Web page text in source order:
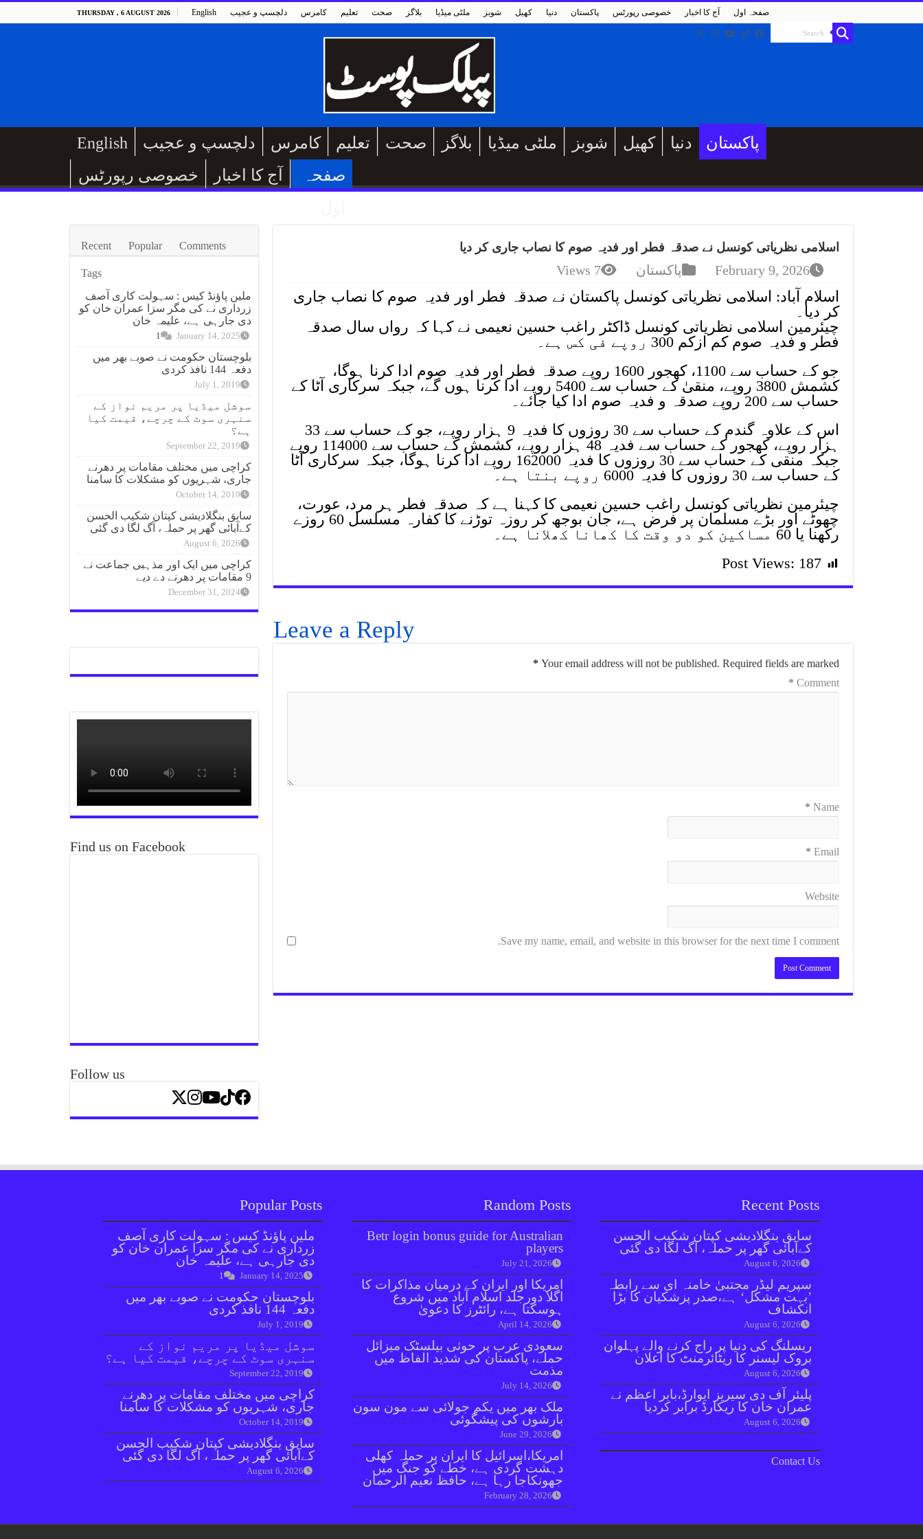
THURSDAY , 6 AUGUST 2026 English دلچسپ و عجیب کامرس تعلیم صحت بلاگز ملٹی میڈیا شوبز کھیل دنیا پاکستان خصوصی رپورٹس آج کا اخبار صفحہ اول
English دلچسپ و عجیب کامرس تعلیم صحت بلاگز ملٹی میڈیا شوبز کھیل دنیا
پاکستان
خصوصی رپورٹس
آج کا اخبار
صفحہ
اسلامی نظریاتی کونسل نے صدقہ فطر اور فدیہ صوم کا نصاب جاری کر دیا
February 9, 2026 پاکستان 7 Views
اسلام آباد: اسلامی نظریاتی کونسل پاکستان نے صدقہ فطر اور فدیہ صوم کا نصاب جاری
کر دیا۔
چیئرمین اسلامی نظریاتی کونسل ڈاکٹر راغب حسین نعیمی نے کہا کہ رواں سال صدقہ
فطر و فدیہ صوم کم ازکم 300 روپے فی کس ہے۔
جو کے حساب سے 1100، کھجور 1600 روپے صدقہ فطر اور فدیہ صوم ادا کرنا ہوگا،
کشمش 3800 روپے، منقیٰ کے حساب سے 5400 روپے ادا کرنا ہوں گے، جبکہ سرکاری آٹا کے
حساب سے 200 روپے صدقہ و فدیہ صوم ادا کیا جائے۔
اس کے علاوہ گندم کے حساب سے 30 روزوں کا فدیہ 9 ہزار روپے، جو کے حساب سے 33
ہزار روپے، کھجور کے حساب سے فدیہ 48 ہزار روپے، کشمش کے حساب سے 114000 روپے
جبکہ منقی کے حساب سے 30 روزوں کا فدیہ 162000 روپے ادا کرنا ہوگا، جبکہ سرکاری آٹا
کے حساب سے 30 روزوں کا فدیہ 6000 روپے بنتا ہے۔
چیئرمین نظریاتی کونسل راغب حسین نعیمی کا کہنا ہے کہ صدقہ فطر ہر مرد، عورت،
چھوٹے اور بڑے مسلمان پر فرض ہے، جان بوجھ کر روزہ توڑنے کا کفارہ مسلسل 60 روزے
رکھنا یا 60 مساکین کو دو وقت کا کھانا کھلانا ہے۔
Post Views: 187
Leave a Reply
Your email address will not be published. Required fields are marked
*
Comment
*
Name
*
Email
*
Website
Save my name, email, and website in this browser for the next time I comment.
Recent Popular Comments
Tags
ملین پاؤنڈ کیس : سہولت کاری آصف
زرداری نے کی مگر سزا عمران خان کو
دی جارہی ہے، علیمہ خان
January 14, 2025
1
بلوچستان حکومت نے صوبے بھر میں
دفعہ 144 نافذ کردی
July 1, 2019
سوشل میڈیا پر مریم نواز کے
سنہری سوٹ کے چرچے، قیمت کیا
ہے؟
September 22, 2019
کراچی میں مختلف مقامات پر دھرنے
جاری، شہریوں کو مشکلات کا سامنا
October 14, 2019
سابق بنگلادیشی کپتان شکیب الحسن
کےآبائی گھر پر حملہ، آگ لگا دی گئی
August 6, 2026
کراچی میں ایک اور مذہبی جماعت نے
9 مقامات پر دھرنے دے دیے
December 31, 2024
Find us on Facebook
Follow us
Popular Posts
ملین پاؤنڈ کیس : سہولت کاری آصف
زرداری نے کی مگر سزا عمران خان کو
دی جارہی ہے، علیمہ خان
January 14, 2025
1
بلوچستان حکومت نے صوبے بھر میں
دفعہ 144 نافذ کردی
July 1, 2019
سوشل میڈیا پر مریم نواز کے
سنہری سوٹ کے چرچے، قیمت کیا ہے؟
September 22, 2019
کراچی میں مختلف مقامات پر دھرنے
جاری، شہریوں کو مشکلات کا سامنا
October 14, 2019
سابق بنگلادیشی کپتان شکیب الحسن
کےآبائی گھر پر حملہ، آگ لگا دی گئی
August 6, 2026
Random Posts
Betr login bonus guide for Australian
players
July 21, 2026
امریکا اور ایران کے درمیان مذاکرات کا
اگلا دورجلد اسلام آباد میں شروع
ہوسکتا ہے، رائٹرز کا دعویٰ
April 14, 2026
سعودی عرب پر حوثی بیلسٹک میزائل
حملے، پاکستان کی شدید الفاظ میں
مذمت
July 14, 2026
ملک بھر میں یکم جولائی سے مون سون
بارشوں کی پیشگوئی
June 29, 2026
امریکا،اسرائیل کا ایران پر حملہ کھلی
دہشت گردی ہے، خطے کو جنگ میں
جھونکاجا رہا ہے، حافظ نعیم الرحمان
February 28, 2026
Recent Posts
سابق بنگلادیشی کپتان شکیب الحسن
کےآبائی گھر پر حملہ، آگ لگا دی گئی
August 6, 2026
سپریم لیڈر مجتبیٰ خامنہ ای سے رابطہ
’بہت مشکل‘ ہے،صدر پزشکیان کا بڑا
انکشاف
August 6, 2026
ریسلنگ کی دنیا پر راج کرنے والے پہلوان
بروک لیسنر کا ریٹائرمنٹ کا اعلان
August 6, 2026
پلیئر آف دی سیریز ایوارڈ،بابر اعظم نے
عمران خان کا ریکارڈ برابر کردیا
August 6, 2026
Contact Us